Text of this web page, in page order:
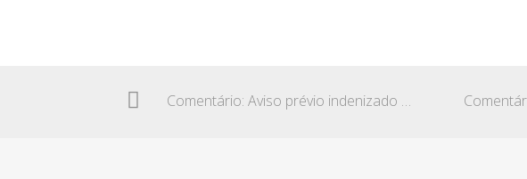
Comentário: Aviso prévio indenizado e o início do período de graça